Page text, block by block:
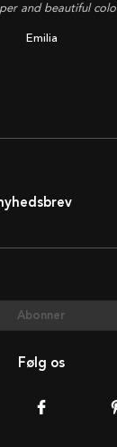
and beautiful
Emilia
Abonner
Følg os